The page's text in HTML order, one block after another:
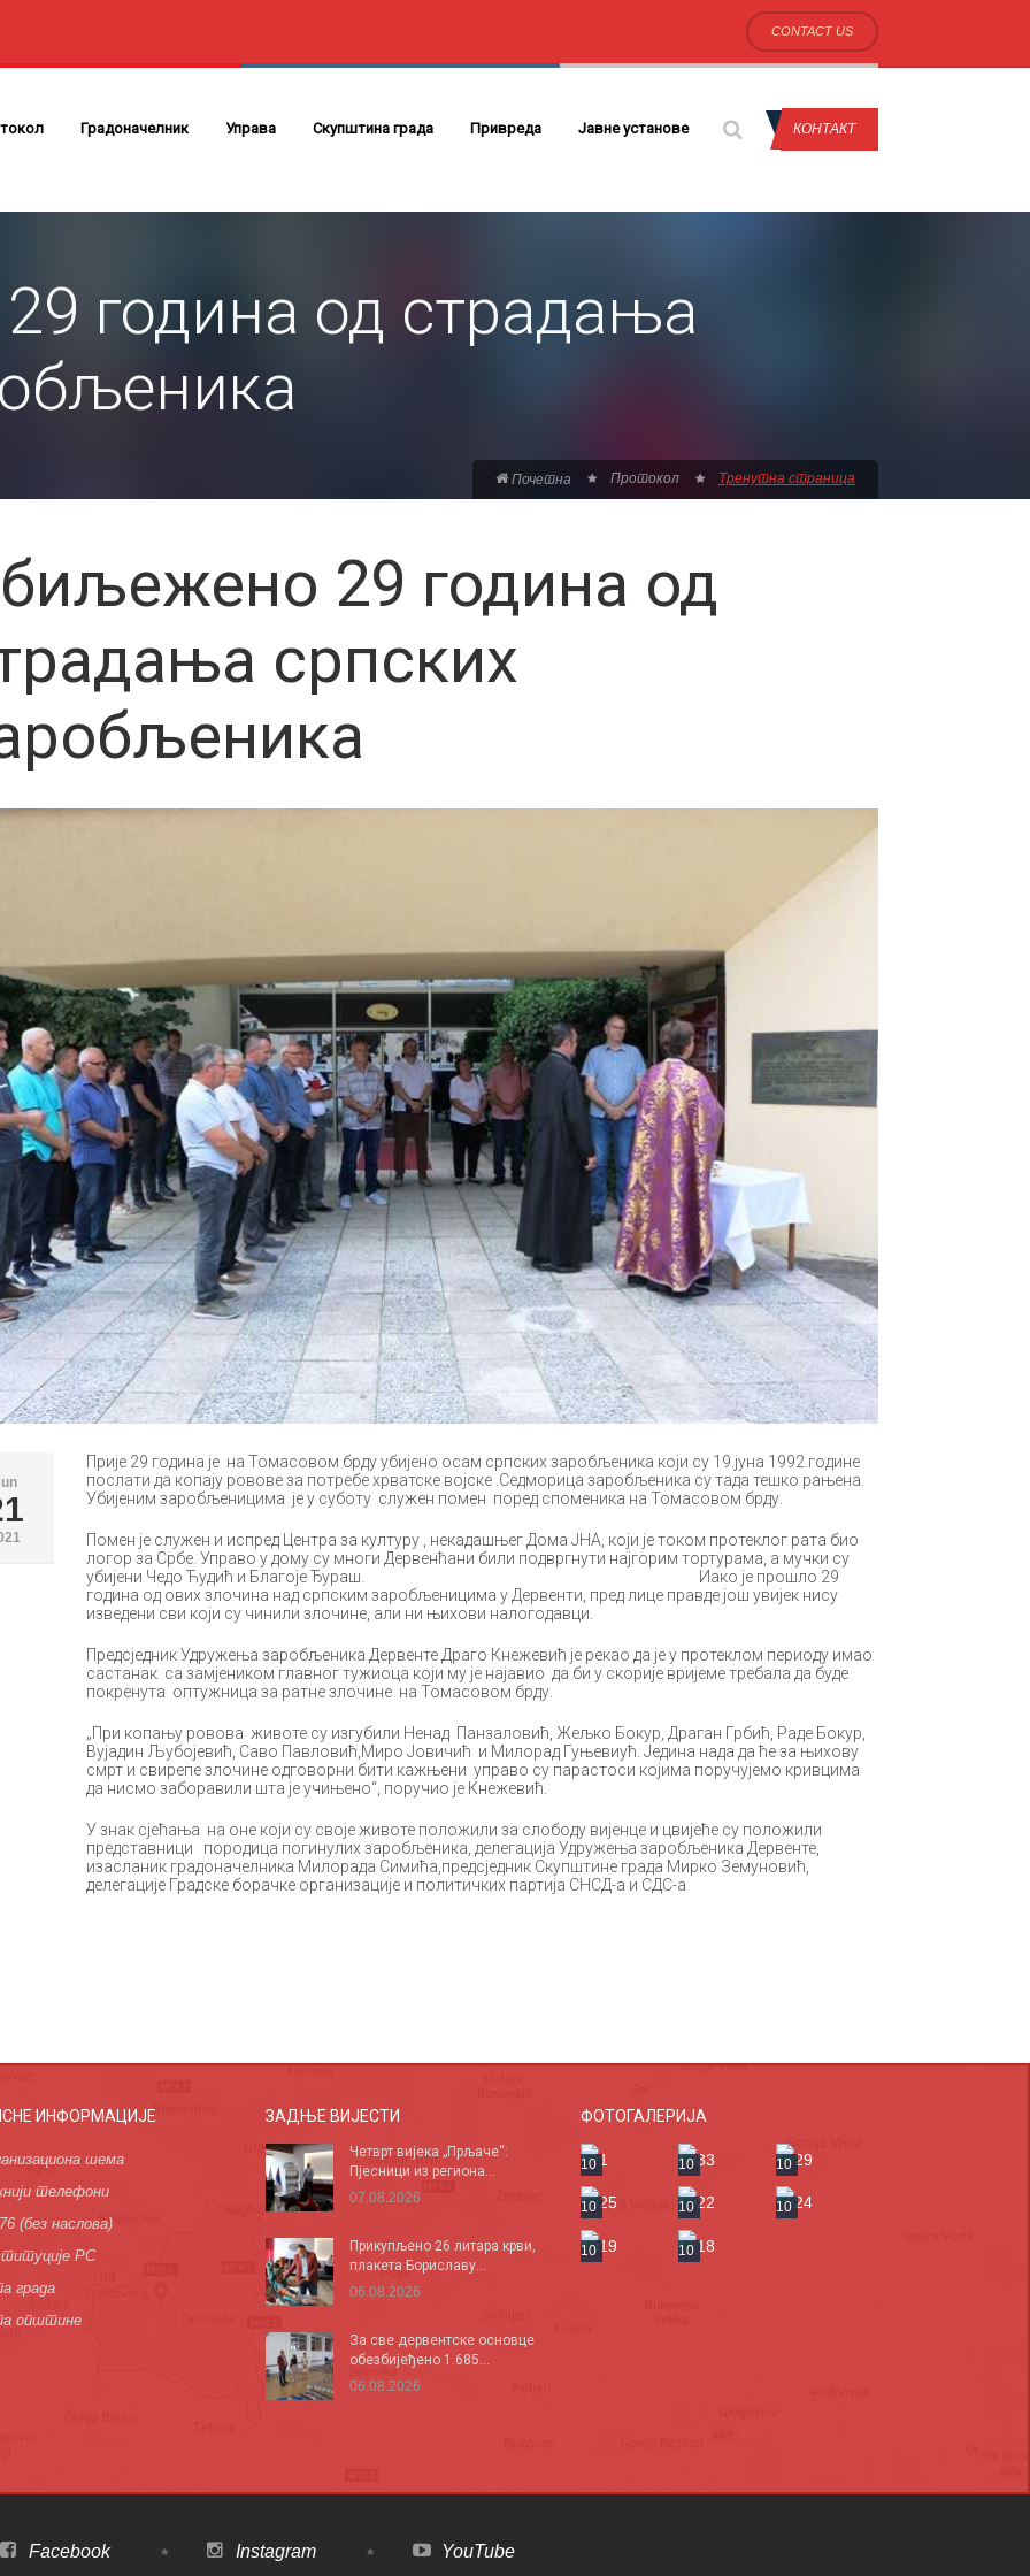
CONTACT US
Градоначелник Управа Скупштина града Привреда Јавне установе КОНТАКТ
година од страдања
Почетна Протокол Тренутна страница
29 година од
српских
Прије 29 година је на Томасовом брду убијено осам српских заробљеника који су 19.јуна 1992.године
послати да копају ровове за потребе хрватске војске .Седморица заробљеника су тада тешко рањена.
Убијеним заробљеницима је у суботу служен помен поред споменика на Томасовом брду.
Помен је служен и испред Центра за културу , некадашњег Дома ЈНА, који је током протеклог рата био
логор за Србе. Управо у дому су многи Дервенћани били подвргнути најгорим тортурама, а мучки су
убијени Чедо Ћудић и Благоје Ђураш. Иако је прошло 29
година од ових злочина над српским заробљеницима у Дервенти, пред лице правде још увијек нису
изведени сви који су чинили злочине, али ни њихови налогодавци.
Предсједник Удружења заробљеника Дервенте Драго Кнежевић је рекао да је у протеклом периоду имао
састанак са замјеником главног тужиоца који му је најавио да би у скорије вријеме требала да буде
покренута оптужница за ратне злочине на Томасовом брду.
„При копању ровова животе су изгубили Ненад Панзаловић, Жељко Бокур, Драган Грбић, Раде Бокур,
Вујадин Љубојевић, Саво Павловић,Миро Јовичић и Милорад Гуњевиућ. Једина нада да ће за њихову
смрт и свирепе злочине одговорни бити кажњени управо су парастоси којима поручујемо кривцима
да нисмо заборавили шта је учињено“, поручио је Кнежевић.
У знак сјећања на оне који су своје животе положили за слободу вијенце и цвијеће су положили
представници породица погинулих заробљеника, делегација Удружења заробљеника Дервенте,
изасланик градоначелника Милорада Симића,предсједник Скупштине града Мирко Земуновић,
делегације Градске борачке организације и политичких партија СНСД-а и СДС-а
ИНФОРМАЦИЈЕ
шема
телефони
(без наслова)
РС
града
општине
ЗАДЊЕ ВИЈЕСТИ
Четврт вијека „Прљаче“:
Пјесници из региона...
07.08.2026
Прикупљено 26 литара крви,
плакета Бориславу...
06.08.2026
За све дервентске основце
обезбијеђено 1.685...
06.08.2026
ФОТОГАЛЕРИЈА
10 10 10
10 10 10
10 10
Facebook Instagram YouTube